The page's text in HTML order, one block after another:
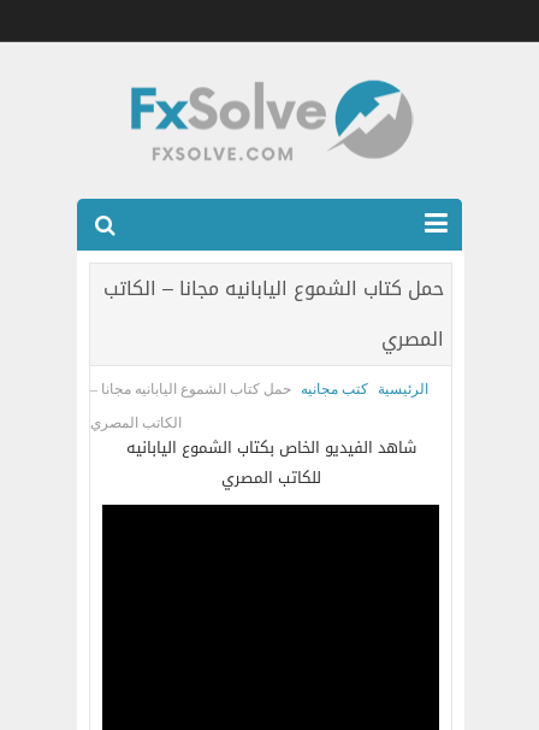
شركات الفوركس المرخصه
كتب
اتصل بنا
حمل كتاب الشموع اليابانيه مجانا – الكاتب
المصري
الرئيسية كتب مجانيه
حمل كتاب الشموع اليابانيه مجانا –
الكاتب المصري
شاهد الفيديو الخاص بكتاب الشموع اليابانيه
للكاتب المصري